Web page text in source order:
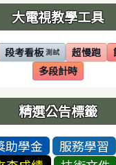
大電視教學工具
窗)
段考看板 測試
(另開視窗) 超慢跑
(另開視窗)
多段計時
(另開視窗)
精選公告標籤
助學金 服務學習